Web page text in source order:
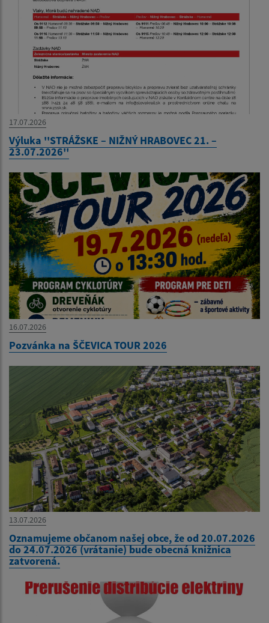
17.07.2026
Výluka ''STRÁŽSKE – NIŽNÝ HRABOVEC 21. –
23.07.2026''
16.07.2026
Pozvánka na ŠČEVICA TOUR 2026
13.07.2026
Oznamujeme občanom našej obce, že od 20.07.2026
do 24.07.2026 (vrátanie) bude obecná knižnica
zatvorená.